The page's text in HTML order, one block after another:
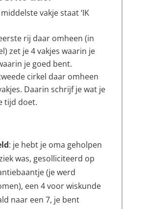
vakje staat ‘IK
rij daar omheen (in
zet je 4 vakjes waarin je
je goed bent.
cirkel daar omheen
Daarin schrijf je wat je
tijd doet.
: je hebt je oma geholpen
was, gesolliciteerd op
(je werd
een 4 voor wiskunde
naar een 7, je bent